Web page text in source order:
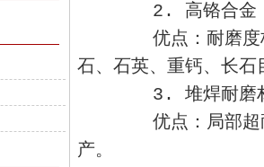
2. 高铬合金（
优点：耐磨度极高
石、石英、重钙、长
3. 堆焊耐磨
优点：局部超耐磨
产。